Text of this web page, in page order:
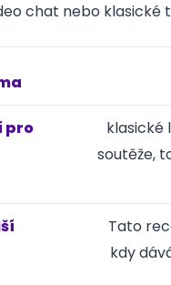
chat nebo klasické
klasické
soutěže,
Tato
kdy